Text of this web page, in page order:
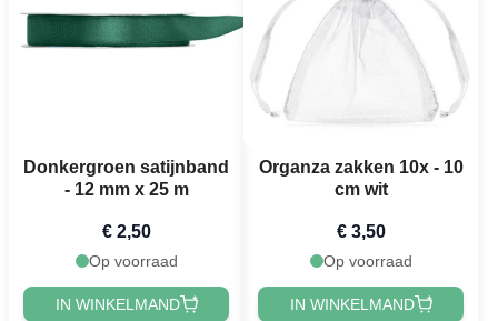
Donkergroen satijnband
- 12 mm x 25 m
€ 2,50
Op voorraad
IN WINKELMAND
Organza zakken 10x - 10
cm wit
€ 3,50
Op voorraad
IN WINKELMAND